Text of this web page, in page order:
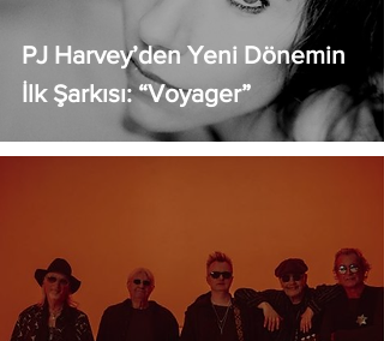
PJ Harvey’den Yeni Dönemin
İlk Şarkısı: “Voyager”